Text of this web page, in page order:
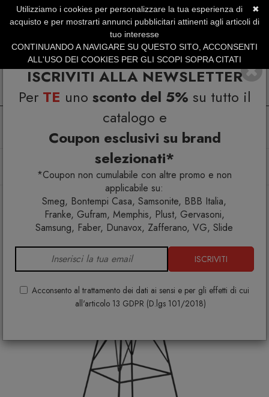
ISCRIVITI ALLA NEWSLETTER
Per TE uno sconto del 5% su tutto il
catalogo e
Coupon esclusivi su brand
selezionati*
*Coupon non cumulabile con altre promo e non
applicabile su:
Smeg, Bontempi Casa, Samsonite, BBB Italia,
Franke, Gufram, Memphis, Plust, Gervasoni,
Samsung, Faber, Dunavox, Zafferano, VG, Slide
ISCRIVITI
Acconsento al trattamento dei dati ai sensi e per gli effetti di cui
all'articolo 13 GDPR (D.lgs 101/2018)
SERVIZIO CLIENTI +39.0773.470.562
SUMMER SALES | Fino al 40% di Sconto
Arredo interno Arredo esterno
Sgabelli
Faz Sgabello con braccioli
✖
Utilizziamo i cookies per personalizzare la tua esperienza di
acquisto e per mostrarti annunci pubblicitari attinenti agli articoli di
tuo interesse
CONTINUANDO A NAVIGARE SU QUESTO SITO, ACCONSENTI
ALL'USO DEI COOKIES PER GLI SCOPI SOPRA CITATI